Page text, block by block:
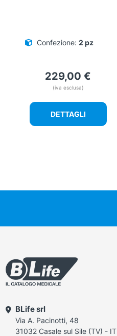
Confezione: 2 pz
229,00 €
(iva esclusa)
DETTAGLI
BLife srl
Via A. Pacinotti, 48
31032 Casale sul Sile (TV) - IT